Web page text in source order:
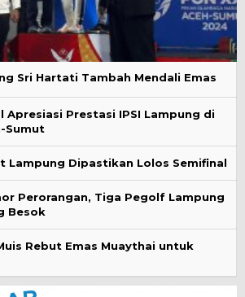
Sri Hartati Tambah Mendali Emas
Apresiasi Prestasi IPSI Lampung di
Sumut
Lampung Dipastikan Lolos Semifinal
Perorangan, Tiga Pegolf Lampung
Besok
Rebut Emas Muaythai untuk